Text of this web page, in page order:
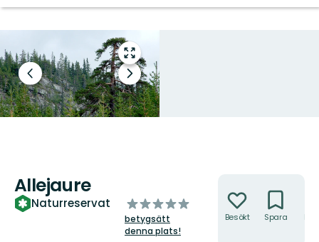
Gå
till
helskärmsläge
Föregående
bild
Nästa
bildspel
Allejaure
Naturreservat
av
5
stjärnor
betygsätt
denna plats!
Besökt Spara